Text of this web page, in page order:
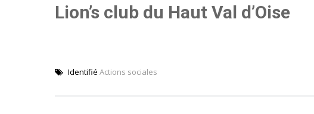
Lion’s club du Haut Val d’Oise
IdentifiéActions sociales